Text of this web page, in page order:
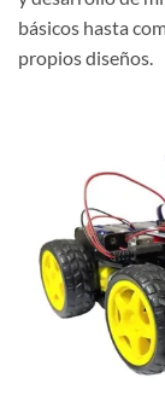
básicos hasta
propios diseños.